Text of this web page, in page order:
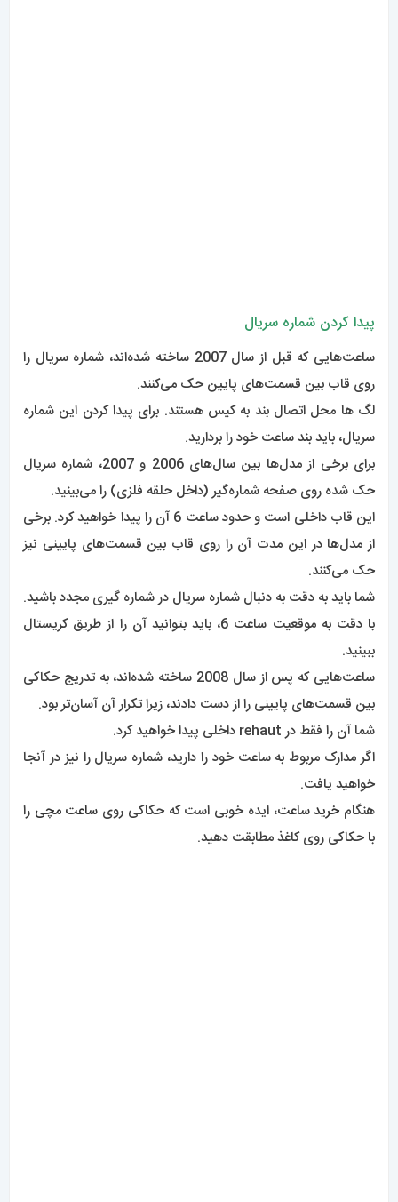
شما باید به دقت به دنبال شماره سریال در شماره گیری مجدد باشید.
با دقت به موقعیت ساعت 6، باید بتوانید آن را از طریق کریستال
ببینید.
ساعت‌هایی که پس از سال 2008 ساخته شده‌اند، به تدریج حکاکی
بین قسمت‌های پایینی را از دست دادند، زیرا تکرار آن آسان‌تر بود.
شما آن را فقط در rehaut داخلی پیدا خواهید کرد.
اگر مدارک مربوط به ساعت خود را دارید، شماره سریال را نیز در آنجا
خواهید یافت.
هنگام خرید ساعت ، ایده خوبی است که حکاکی رویساعت مچیرا
با حکاکی روی کاغذ مطابقت دهید.
برای جمع بندی: